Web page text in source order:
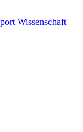
Wissenschaft